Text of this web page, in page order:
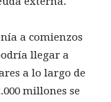
a comienzos
llegar a
a lo largo de
millones se